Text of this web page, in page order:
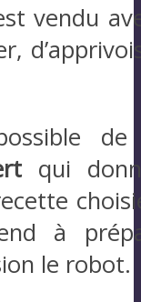
vendu
de
qui
à
le robot.